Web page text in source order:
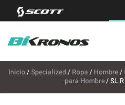
Inicio/Specialized/ Ropa/ Hombre/
para Hombre/ SL